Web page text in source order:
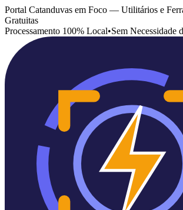
Portal Catanduvas em Foco — Utilitários e
Gratuitas
Processamento 100% Local•Sem Necessidade